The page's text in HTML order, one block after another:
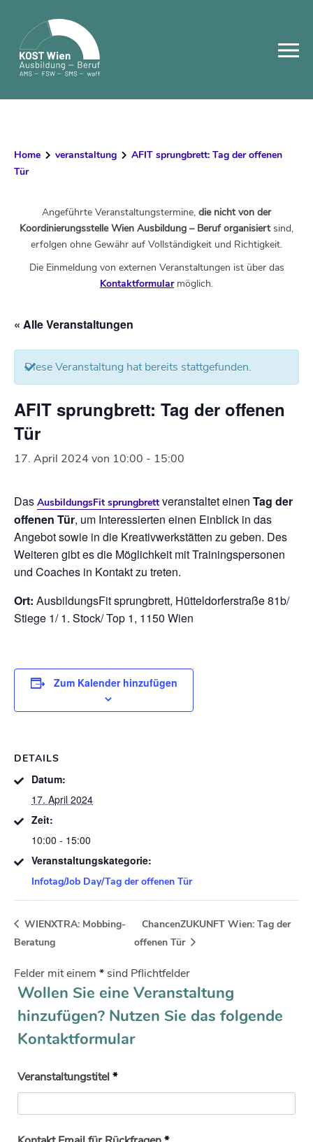
content
Home veranstaltung
AFIT sprungbrett: Tag der offenen
Tür
Angeführte Veranstaltungstermine, die nicht von der
Koordinierungsstelle Wien Ausbildung – Beruf organisiertsind,
erfolgen ohne Gewähr auf Vollständigkeit und Richtigkeit.
Die Einmeldung von externen Veranstaltungen ist über das
Kontaktformularmöglich.
« Alle Veranstaltungen
Diese Veranstaltung hat bereits stattgefunden.
AFIT sprungbrett: Tag der offenen
Tür
17. April 2024 von 10:00 - 15:00
Das AusbildungsFit sprungbrett veranstaltet einen Tag der
offenen Tür, um Interessierten einen Einblick in das
Angebot sowie in die Kreativwerkstätten zu geben. Des
Weiteren gibt es die Möglichkeit mit Trainingspersonen
und Coaches in Kontakt zu treten.
Ort: AusbildungsFit sprungbrett, Hütteldorferstraße 81b/
Stiege 1/ 1. Stock/ Top 1, 1150 Wien
Zum Kalender hinzufügen
DETAILS
Datum:
17. April 2024
Zeit:
10:00 - 15:00
Veranstaltungskategorie:
Infotag/Job Day/Tag der offenen Tür
WIENXTRA: Mobbing-
Beratung
ChancenZUKUNFT Wien: Tag der
offenen Tür
Felder mit einem * sind Pflichtfelder
Wollen Sie eine Veranstaltung
hinzufügen? Nutzen Sie das folgende
Kontaktformular
Veranstaltungstitel*